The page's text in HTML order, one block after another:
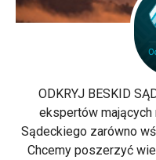
ODKRYJ BESKID
ekspertów mających
Sądeckiego zarówno
Chcemy poszerzyć